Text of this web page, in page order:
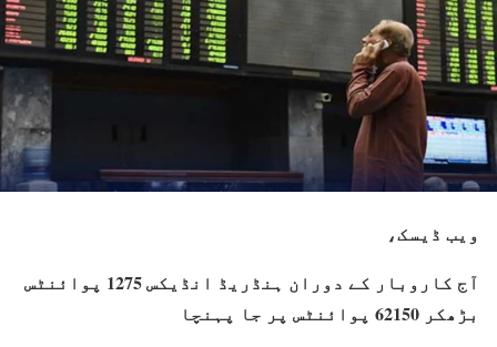
ویب ڈیسک،
آج کاروبار کے دوران ہنڈریڈ انڈیکس 1275 پوائنٹس
بڑھکر 62150 پوائنٹس پر جا پہنچا